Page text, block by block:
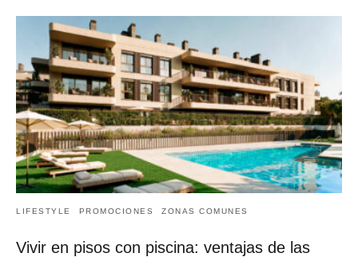
LIFESTYLE PROMOCIONES ZONAS COMUNES
Vivir en pisos con piscina: ventajas de las